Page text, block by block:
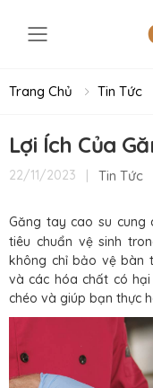
Toggle mobile
Trang Chủ Tin Tức
Lợi Ích Của
22/11/2023 | Tin Tức
Găng tay cao su
tiêu chuẩn vệ sinh
không chỉ bảo vệ bàn
và các hóa chất có
chéo và giúp bạn thực